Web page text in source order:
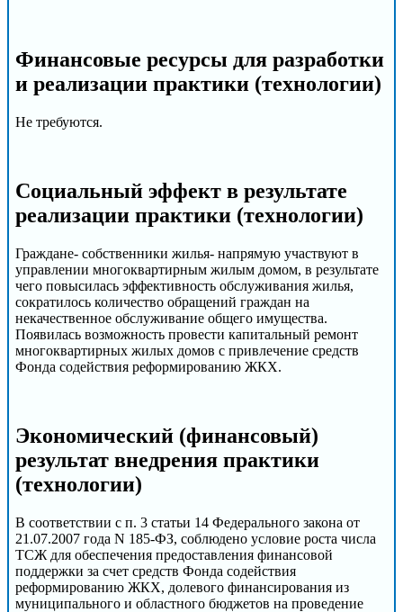
Финансовые ресурсы для разработки
и реализации практики (технологии)
Не требуются.
Социальный эффект в результате
реализации практики (технологии)
Граждане- собственники жилья- напрямую участвуют в
управлении многоквартирным жилым домом, в результате
чего повысилась эффективность обслуживания жилья,
сократилось количество обращений граждан на
некачественное обслуживание общего имущества.
Появилась возможность провести капитальный ремонт
многоквартирных жилых домов с привлечение средств
Фонда содействия реформированию ЖКХ.
Экономический (финансовый)
результат внедрения практики
(технологии)
В соответствии с п. 3 статьи 14 Федерального закона от
21.07.2007 года N 185-ФЗ, соблюдено условие роста числа
ТСЖ для обеспечения предоставления финансовой
поддержки за счет средств Фонда содействия
реформированию ЖКХ, долевого финансирования из
муниципального и областного бюджетов на проведение